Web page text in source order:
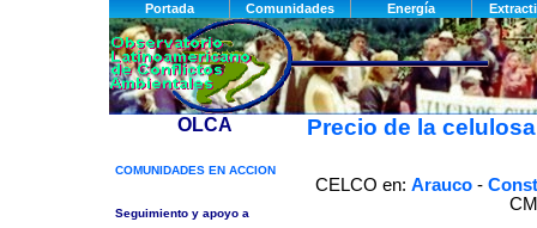
Precio de la celulosa
CELCO en: Arauco-